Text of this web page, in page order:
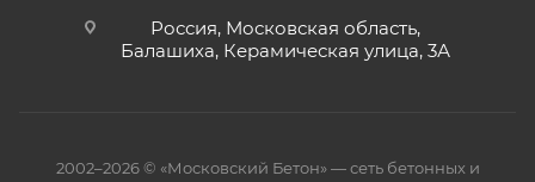
Россия, Московская область,
Балашиха, Керамическая улица, 3А
2002–2026 © «Московский Бетон» — сеть бетонных и